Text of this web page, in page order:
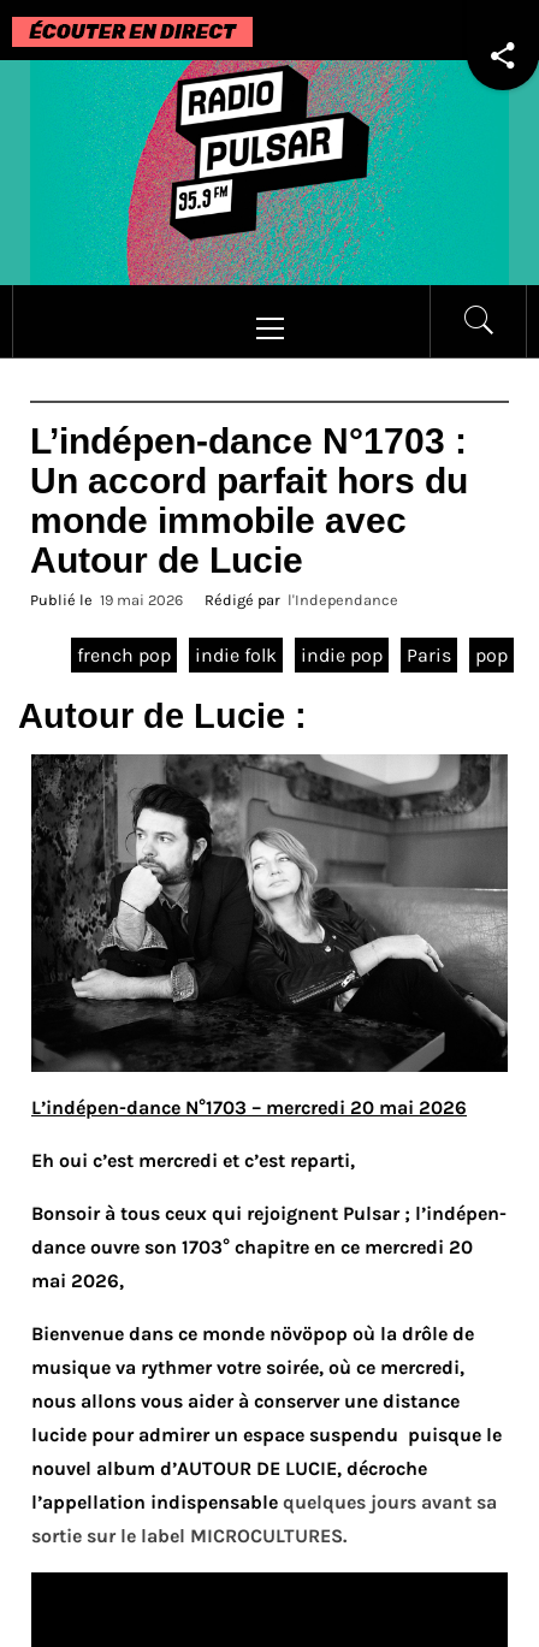
Passer
au
contenu
principal
L’indépen-dance N°1703 :
Un accord parfait hors du
monde immobile avec
Autour de Lucie
Publié le 19 mai 2026 Rédigé par l'Independance
french pop indie folk indie pop Paris pop
Autour de Lucie :
L’indépen-dance N°1703 – mercredi 20 mai 2026
Eh oui c’est mercredi et c’est reparti,
Bonsoir à tous ceux qui rejoignent Pulsar ; l’indépen-
dance ouvre son 1703° chapitre en ce mercredi 20
mai 2026,
Bienvenue dans ce monde növöpop où la drôle de
musique va rythmer votre soirée, où ce mercredi,
nous allons vous aider à conserver une distance
lucide pour admirer un espace suspendu puisque le
nouvel album d’AUTOUR DE LUCIE, décroche
l’appellation indispensable quelques jours avant sa
sortie sur le label MICROCULTURES.